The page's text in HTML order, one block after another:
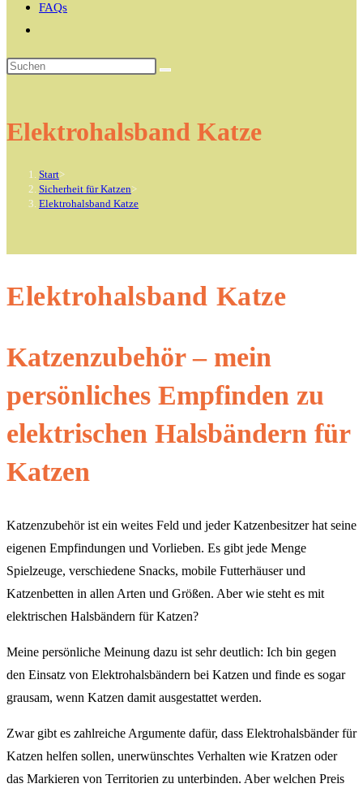
FAQs
umschalten
Elektrohalsband Katze
Start>
Sicherheit für Katzen>
Elektrohalsband Katze
Elektrohalsband Katze
Katzenzubehör – mein
persönliches Empfinden zu
elektrischen Halsbändern für
Katzen
Katzenzubehör ist ein weites Feld und jeder Katzenbesitzer hat seine
eigenen Empfindungen und Vorlieben. Es gibt jede Menge
Spielzeuge, verschiedene Snacks, mobile Futterhäuser und
Katzenbetten in allen Arten und Größen. Aber wie steht es mit
elektrischen Halsbändern für Katzen?
Meine persönliche Meinung dazu ist sehr deutlich: Ich bin gegen
den Einsatz von Elektrohalsbändern bei Katzen und finde es sogar
grausam, wenn Katzen damit ausgestattet werden.
Zwar gibt es zahlreiche Argumente dafür, dass Elektrohalsbänder für
Katzen helfen sollen, unerwünschtes Verhalten wie Kratzen oder
das Markieren von Territorien zu unterbinden. Aber welchen Preis